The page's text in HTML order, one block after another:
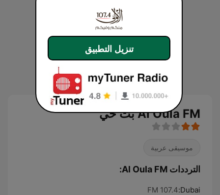
Al Oula FM بث حي
موسيقى عربية
الترددات Al Oula FM:
Dubai:
107.4 FM
تنزيل التطبيق